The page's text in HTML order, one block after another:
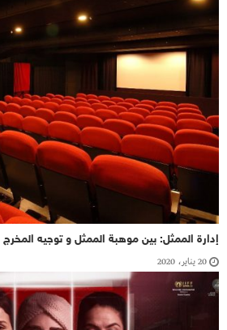
إدارة الممثل: بين موهبة الممثل و توجيه المخرج
20 يناير، 2020